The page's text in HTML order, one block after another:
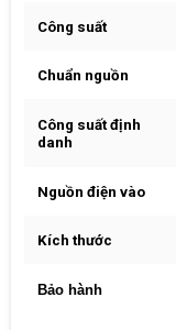
Công suất
Chuẩn nguồn
Công suất định
danh
Nguồn điện vào
Kích thước
Bảo hành